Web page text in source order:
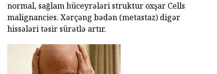
normal, sağlam hüceyrələri struktur oxşar Cells
malignancies. Xərçəng bədən (metastaz) digər
hissələri təsir sürətlə artır.